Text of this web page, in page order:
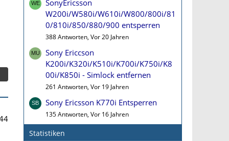
SonyEricsson
W200i/W580i/W610i/W800/800i/81
0/810i/850/880/900 entsperren
388 Antworten, Vor 20 Jahren
Sony Ericcson
K200i/K320i/K510i/K700i/K750i/K8
00i/K850i - Simlock entfernen
261 Antworten, Vor 19 Jahren
Sony Ericsson K770i Entsperren
135 Antworten, Vor 16 Jahren
Statistiken